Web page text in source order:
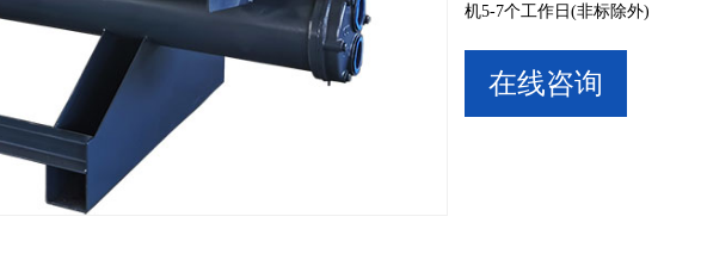
机5-7个工作日(非标除外)
在线咨询